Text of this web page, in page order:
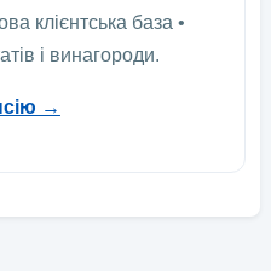
клієнтська база •
і винагороди.
→